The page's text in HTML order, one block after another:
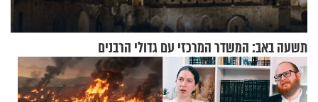
תשעה באב: המשדר המרכזי עם גדולי הרבנים